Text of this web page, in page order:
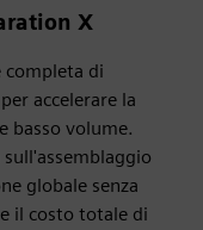
X
completa di
accelerare la
basso volume.
globale senza
il costo totale di